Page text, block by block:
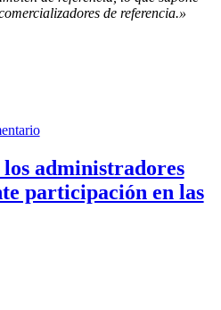
de referencia.»
administradores
participación en las